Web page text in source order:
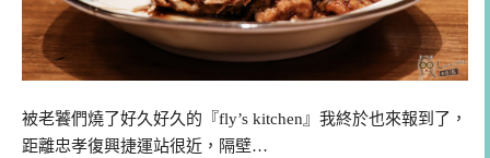
被老饕們燒了好久好久的『fly’s kitchen』我終於也來報到了，
距離忠孝復興捷運站很近，隔壁…